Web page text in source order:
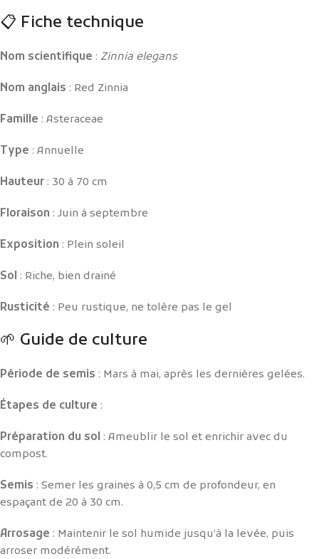
📋 Fiche technique
Nom scientifique : Zinnia elegans
Nom anglais : Red Zinnia
Famille : Asteraceae
Type : Annuelle
Hauteur : 30 à 70 cm
Floraison : Juin à septembre
Exposition : Plein soleil
Sol : Riche, bien drainé
Rusticité : Peu rustique, ne tolère pas le gel
🌱 Guide de culture
Période de semis : Mars à mai, après les dernières gelées.
Étapes de culture :
Préparation du sol : Ameublir le sol et enrichir avec du
compost.
Semis : Semer les graines à 0,5 cm de profondeur, en
espaçant de 20 à 30 cm.
Arrosage : Maintenir le sol humide jusqu’à la levée, puis
arroser modérément.